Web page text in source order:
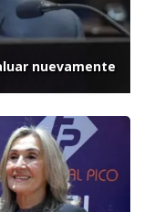
nuevamente